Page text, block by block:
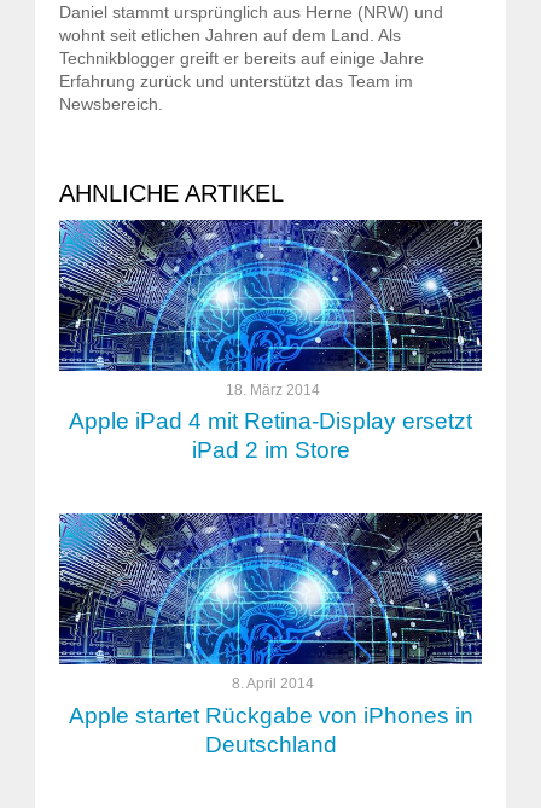
Daniel stammt ursprünglich aus Herne (NRW) und
wohnt seit etlichen Jahren auf dem Land. Als
Technikblogger greift er bereits auf einige Jahre
Erfahrung zurück und unterstützt das Team im
Newsbereich.
AHNLICHE ARTIKEL
18. März 2014
Apple iPad 4 mit Retina-Display ersetzt
iPad 2 im Store
8. April 2014
Apple startet Rückgabe von iPhones in
Deutschland